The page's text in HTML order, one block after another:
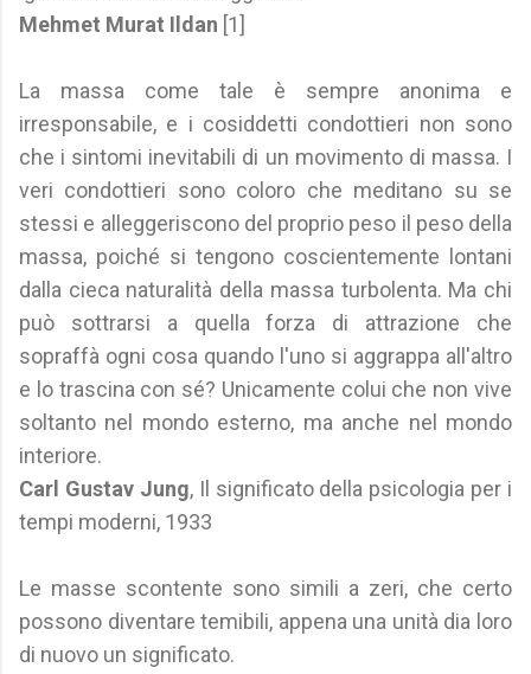
Mehmet Murat Ildan [1]
La massa come tale è sempre anonima e
irresponsabile, e i cosiddetti condottieri non sono
che i sintomi inevitabili di un movimento di massa. I
veri condottieri sono coloro che meditano su se
stessi e alleggeriscono del proprio peso il peso della
massa, poiché si tengono coscientemente lontani
dalla cieca naturalità della massa turbolenta. Ma chi
può sottrarsi a quella forza di attrazione che
sopraffà ogni cosa quando l'uno si aggrappa all'altro
e lo trascina con sé? Unicamente colui che non vive
soltanto nel mondo esterno, ma anche nel mondo
interiore.
Carl Gustav Jung, Il significato della psicologia per i
tempi moderni, 1933
Le masse scontente sono simili a zeri, che certo
possono diventare temibili, appena una unità dia loro
di nuovo un significato.